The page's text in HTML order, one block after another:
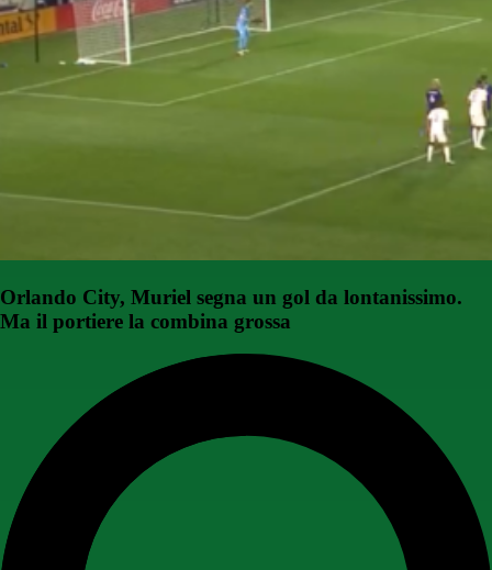
Orlando City, Muriel segna un gol da lontanissimo.
Ma il portiere la combina grossa